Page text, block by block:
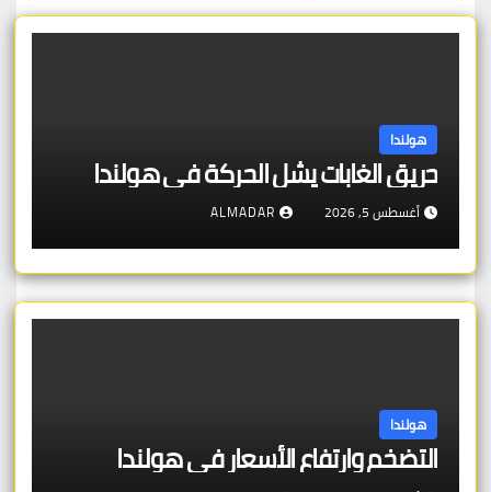
هولندا
حريق الغابات يشل الحركة في هولندا
أغسطس 5, 2026 ALMADAR
هولندا
التضخم وارتفاع الأسعار في هولندا